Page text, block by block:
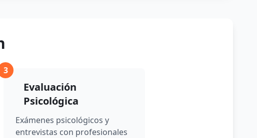
en adelante)
3
Evaluación
Psicológica
Exámenes psicológicos y
entrevistas con profesionales